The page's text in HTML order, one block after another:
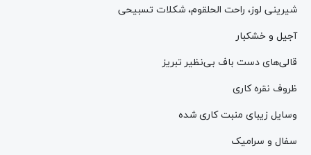
شیرینی لوز، راحت الحلقوم، شکلات تسبیحی
آجیل و خشکبار
قالی‌های دست باف بی‌نظیر تبریز
ظروف نقره کاری
وسایل زیبای منبت کاری شده
سفال و سرامیک